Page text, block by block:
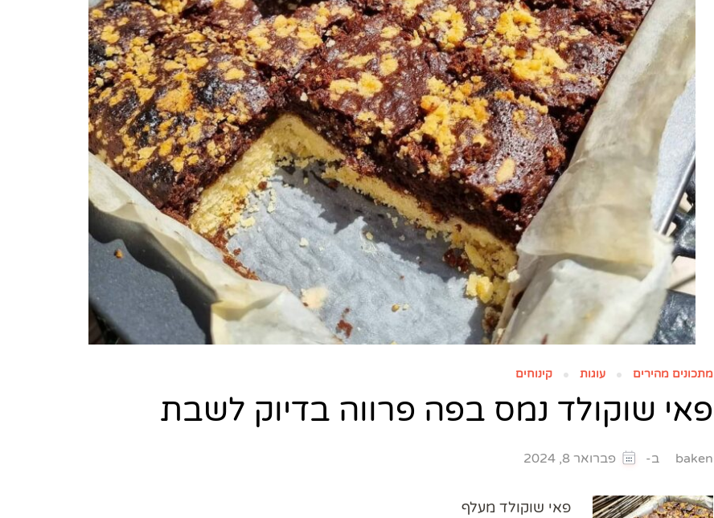
מתכונים מהירים עוגות קינוחים
פאי שוקולד נמס בפה פרווה בדיוק לשבת
baken ב- פברואר 8, 2024
פאי שוקולד מעלף